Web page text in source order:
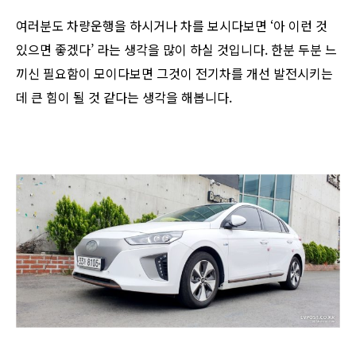
여러분도 차량운행을 하시거나 차를 보시다보면 ‘아 이런 것
있으면 좋겠다’ 라는 생각을 많이 하실 것입니다. 한분 두분 느
끼신 필요함이 모이다보면 그것이 전기차를 개선 발전시키는
데 큰 힘이 될 것 같다는 생각을 해봅니다.